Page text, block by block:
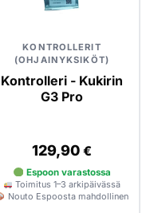
KONTROLLERIT
(OHJAINYKSIKÖT)
Kontrolleri - Kukirin
G3 Pro
129,90 €
Espoon varastossa
Toimitus 1–3 arkipäivässä
Nouto Espoosta mahdollinen